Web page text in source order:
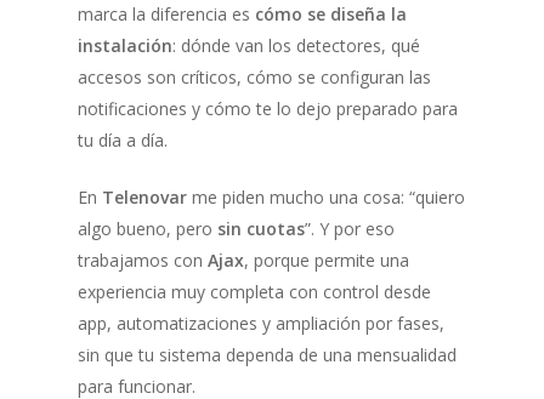
marca la diferencia es cómo se diseña la
instalación: dónde van los detectores, qué
accesos son críticos, cómo se configuran las
notificaciones y cómo te lo dejo preparado para
tu día a día.
En Telenovar me piden mucho una cosa: “quiero
algo bueno, pero sin cuotas”. Y por eso
trabajamos conAjax, porque permite una
experiencia muy completa con control desde
app, automatizaciones y ampliación por fases,
sin que tu sistema dependa de una mensualidad
para funcionar.